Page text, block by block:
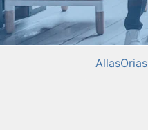
AllasOrias